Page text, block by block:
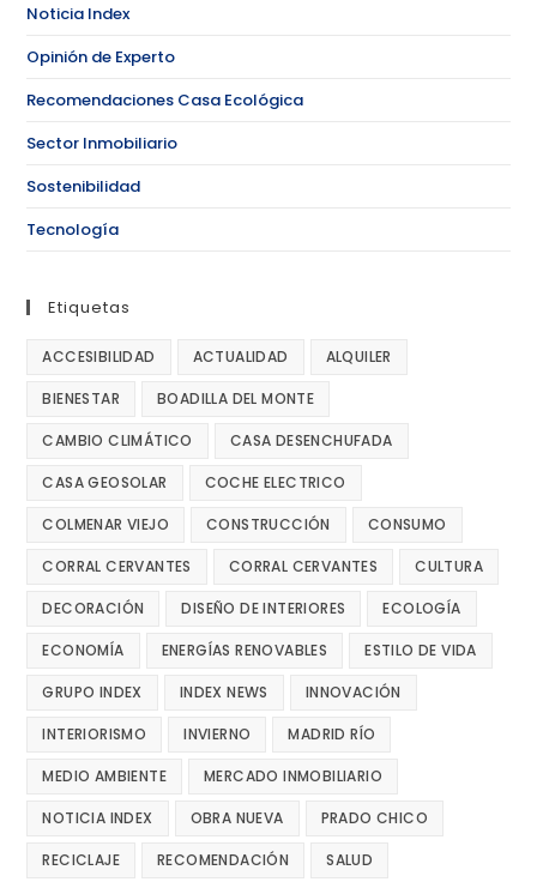
Noticia Index
Opinión de Experto
Recomendaciones Casa Ecológica
Sector Inmobiliario
Sostenibilidad
Tecnología
Etiquetas
ACCESIBILIDAD ACTUALIDAD ALQUILER
BIENESTAR BOADILLA DEL MONTE
CAMBIO CLIMÁTICO CASA DESENCHUFADA
CASA GEOSOLAR COCHE ELECTRICO
COLMENAR VIEJO CONSTRUCCIÓN CONSUMO
CORRAL CERVANTES CORRAL CERVANTES CULTURA
DECORACIÓN DISEÑO DE INTERIORES ECOLOGÍA
ECONOMÍA ENERGÍAS RENOVABLES ESTILO DE VIDA
GRUPO INDEX INDEX NEWS INNOVACIÓN
INTERIORISMO INVIERNO MADRID RÍO
MEDIO AMBIENTE MERCADO INMOBILIARIO
NOTICIA INDEX OBRA NUEVA PRADO CHICO
RECICLAJE RECOMENDACIÓN SALUD